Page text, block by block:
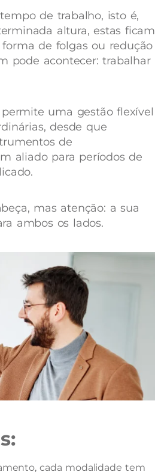
de trabalho, isto é,
altura, estas ficam
forma de folgas ou redução
pode acontecer: trabalhar
uma gestão flexível
desde que
de
aliado para períodos de
mas atenção: a sua
ambos os lados.
cada modalidade tem